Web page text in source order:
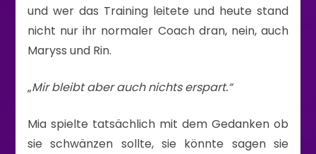
und wer das Training leitete und heute stand
nicht nur ihr normaler Coach dran, nein, auch
Maryss und Rin.
„Mir bleibt aber auch nichts erspart.“
Mia spielte tatsächlich mit dem Gedanken ob
sie schwänzen sollte, sie könnte sagen sie